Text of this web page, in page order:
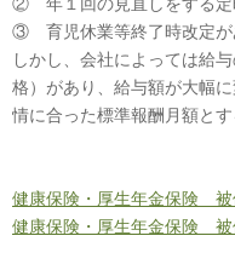
③ 育児休業等終了時改定が
しかし、会社によっては給
格）があり、給与額が大幅
情に合った標準報酬月額と
健康保険・厚生年金保険 被
健康保険・厚生年金保険 被